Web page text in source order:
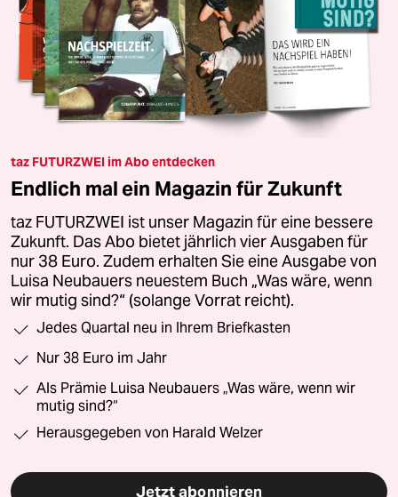
taz FUTURZWEI im Abo entdecken
Endlich mal ein Magazin für Zukunft
taz FUTURZWEI ist unser Magazin für eine bessere
Zukunft. Das Abo bietet jährlich vier Ausgaben für
nur 38 Euro. Zudem erhalten Sie eine Ausgabe von
Luisa Neubauers neuestem Buch „Was wäre, wenn
wir mutig sind?“ (solange Vorrat reicht).
Jedes Quartal neu in Ihrem Briefkasten
Nur 38 Euro im Jahr
Als Prämie Luisa Neubauers „Was wäre, wenn wir
mutig sind?“
Herausgegeben von Harald Welzer
Jetzt abonnieren